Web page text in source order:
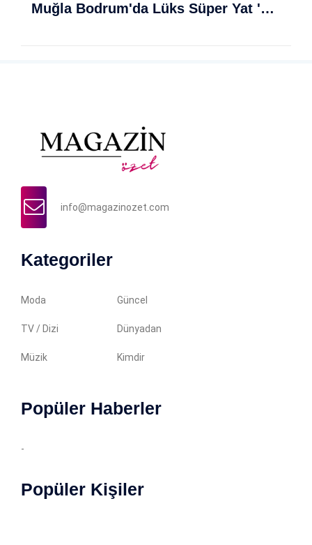
Muğla Bodrum'da Lüks Süper Yat 'Golden Odyssey' Demirledi
info@magazinozet.com
Kategoriler
Moda Güncel
TV / Dizi Dünyadan
Müzik Kimdir
Popüler Haberler
-
Popüler Kişiler